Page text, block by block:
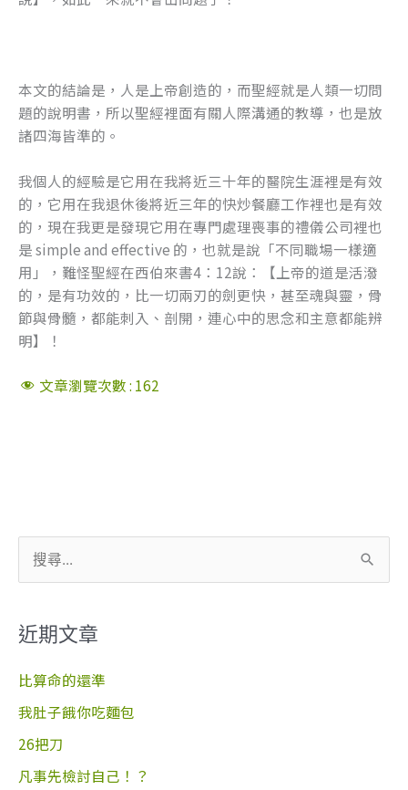
本文的結論是，人是上帝創造的，而聖經就是人類一切問
題的說明書，所以聖經裡面有關人際溝通的教導，也是放
諸四海皆準的。
我個人的經驗是它用在我將近三十年的醫院生涯裡是有效
的，它用在我退休後將近三年的快炒餐廳工作裡也是有效
的，現在我更是發現它用在專門處理喪事的禮儀公司裡也
是 simple and effective 的，也就是說「不同職場一樣適
用」，難怪聖經在西伯來書4：12說：【上帝的道是活潑
的，是有功效的，比一切兩刃的劍更快，甚至魂與靈，骨
節與骨髓，都能刺入、剖開，連心中的思念和主意都能辨
明】！
文章瀏覽次數 : 162
尋
鍵
字
:
近期文章
比算命的還準
我肚子餓你吃麵包
26把刀
凡事先檢討自己！？